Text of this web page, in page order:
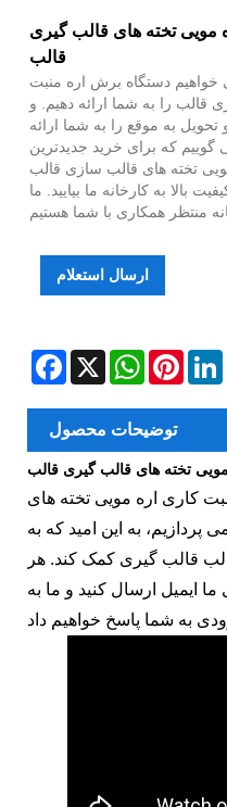
مویی تخته های قالب گیری
قالب
خواهیم دستگاه برش اره منبت
قالب را به شما ارائه دهیم. و
به موقع را به شما ارائه
که برای خرید جدیدترین
تخته های قالب سازی قالب
بالا به کارخانه ما بیایید. ما
ارسال استعلام
Facebook
X WhatsApp
توضیحات محصول
تخته های قالب گیری قالب
کاری اره مویی تخته های
پردازیم، به این امید که به
قالب گیری کمک کند. هر
ایمیل ارسال کنید و ما به